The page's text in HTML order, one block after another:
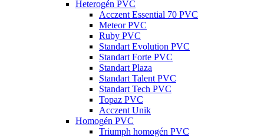
Heterogén PVC
Acczent Essential 70 PVC
Meteor PVC
Ruby PVC
Standart Evolution PVC
Standart Forte PVC
Standart Plaza
Standart Talent PVC
Standart Tech PVC
Topaz PVC
Acczent Unik
Homogén PVC
Triumph homogén PVC